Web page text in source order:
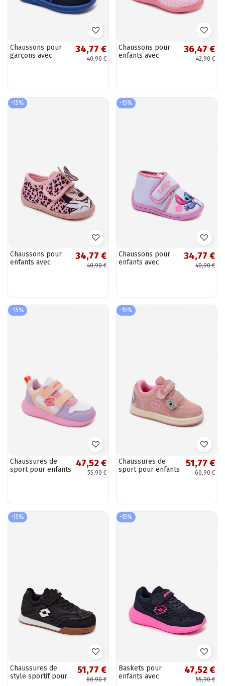
Chaussons pour
garçons avec
34,77 €
40,90 €
Chaussons pour
enfants avec
36,47 €
42,90 €
-15%
Chaussons pour
enfants avec
34,77 €
40,90 €
-15%
Chaussons pour
enfants avec
34,77 €
40,90 €
-15%
Chaussures de
sport pour enfants
47,52 €
55,90 €
-15%
Chaussures de
sport pour enfants
51,77 €
60,90 €
-15%
Chaussures de
style sportif pour
51,77 €
60,90 €
-15%
Baskets pour
enfants avec
47,52 €
55,90 €